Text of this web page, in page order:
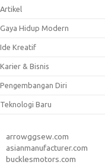
Artikel
Gaya Hidup Modern
Ide Kreatif
Karier & Bisnis
Pengembangan Diri
Teknologi Baru
arrowggsew.com
asianmanufacturer.com
bucklesmotors.com